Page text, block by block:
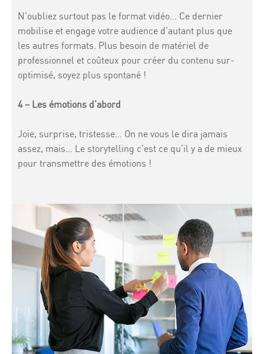
N’oubliez surtout pas le format vidéo… Ce dernier
mobilise et engage votre audience d’autant plus que
les autres formats. Plus besoin de matériel de
professionnel et coûteux pour créer du contenu sur-
optimisé, soyez plus spontané !
4 – Les émotions d’abord
Joie, surprise, tristesse… On ne vous le dira jamais
assez, mais… Le storytelling c’est ce qu’il y a de mieux
pour transmettre des émotions !